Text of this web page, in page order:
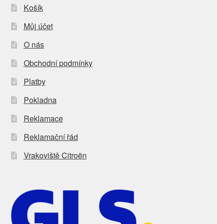
Košík
Můj účet
O nás
Obchodní podmínky
Platby
Pokladna
Reklamace
Reklamační řád
Vrakoviště Citroën